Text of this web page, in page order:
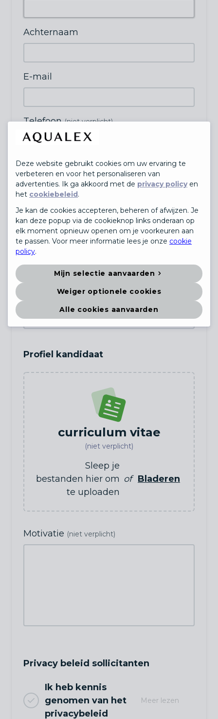
Achternaam
E-mail
Telefoon(niet verplicht)
Straat(niet verplicht) Nr.
Postcode(niet verplicht)
Stad
Profiel kandidaat
curriculum vitae
(niet verplicht)
Sleep je
bestanden hier om
te uploaden
of Bladeren
Motivatie (niet verplicht)
Privacy beleid sollicitanten
Ik heb kennis
genomen van het
privacybeleid
Meer lezen
Deze website gebruikt cookies om uw ervaring te
verbeteren en voor het personaliseren van
advertenties. Ik ga akkoord met de privacy policyen
het cookiebeleid.
Je kan de cookies accepteren, beheren of afwijzen. Je
kan deze popup via de cookieknop links onderaan op
elk moment opnieuw openen om je voorkeuren aan
te passen. Voor meer informatie lees je onze cookie
policy.
Mijn selectie aanvaarden
Weiger optionele cookies
Alle cookies aanvaarden